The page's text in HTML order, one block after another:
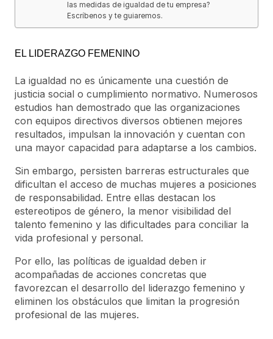
las medidas de igualdad de tu empresa?
Escríbenos y te guiaremos.
EL LIDERAZGO FEMENINO
La igualdad no es únicamente una cuestión de
justicia social o cumplimiento normativo. Numerosos
estudios han demostrado que las organizaciones
con equipos directivos diversos obtienen mejores
resultados, impulsan la innovación y cuentan con
una mayor capacidad para adaptarse a los cambios.
Sin embargo, persisten barreras estructurales que
dificultan el acceso de muchas mujeres a posiciones
de responsabilidad. Entre ellas destacan los
estereotipos de género, la menor visibilidad del
talento femenino y las dificultades para conciliar la
vida profesional y personal.
Por ello, las políticas de igualdad deben ir
acompañadas de acciones concretas que
favorezcan el desarrollo del liderazgo femenino y
eliminen los obstáculos que limitan la progresión
profesional de las mujeres.